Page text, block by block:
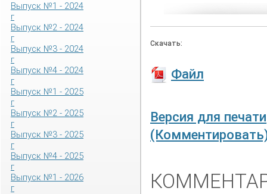
Выпуск №1 - 2024
г
Выпуск №2 - 2024
г
Выпуск №3 - 2024
г
Выпуск №4 - 2024
г
Выпуск №1 - 2025
г
Выпуск №2 - 2025
г
Выпуск №3 - 2025
г
Выпуск №4 - 2025
г
Выпуск №1 - 2026
г
Скачать:
Файл
Версия для печати